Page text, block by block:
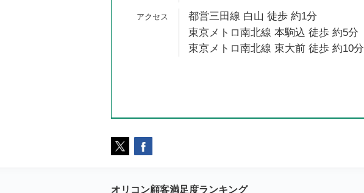
都営三田線 白山 徒歩 約1分
東京メトロ南北線 本駒込 徒歩 約5分
東京メトロ南北線 東大前 徒歩 約10分
オリコン顧客満足度ランキング